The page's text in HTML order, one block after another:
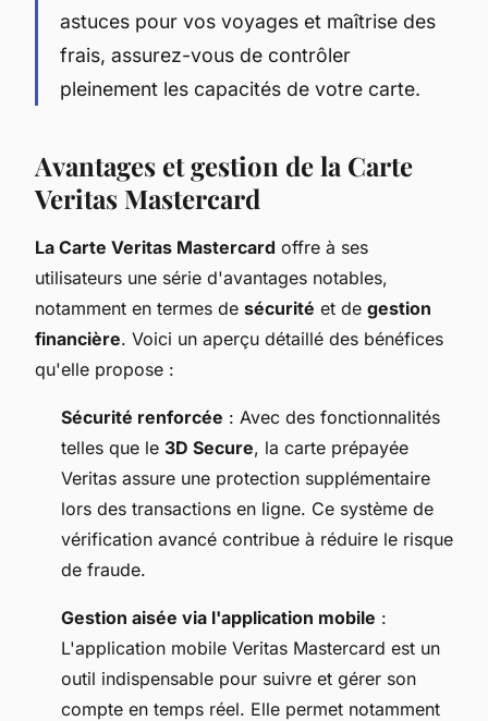
astuces pour vos voyages et maîtrise des
frais, assurez-vous de contrôler
pleinement les capacités de votre carte.
Avantages et gestion de la Carte
Veritas Mastercard
La Carte Veritas Mastercard offre à ses
utilisateurs une série d'avantages notables,
notamment en termes de sécurité et de gestion
financière. Voici un aperçu détaillé des bénéfices
qu'elle propose :
Sécurité renforcée : Avec des fonctionnalités
telles que le 3D Secure, la carte prépayée
Veritas assure une protection supplémentaire
lors des transactions en ligne. Ce système de
vérification avancé contribue à réduire le risque
de fraude.
Gestion aisée via l'application mobile :
L'application mobile Veritas Mastercard est un
outil indispensable pour suivre et gérer son
compte en temps réel. Elle permet notamment